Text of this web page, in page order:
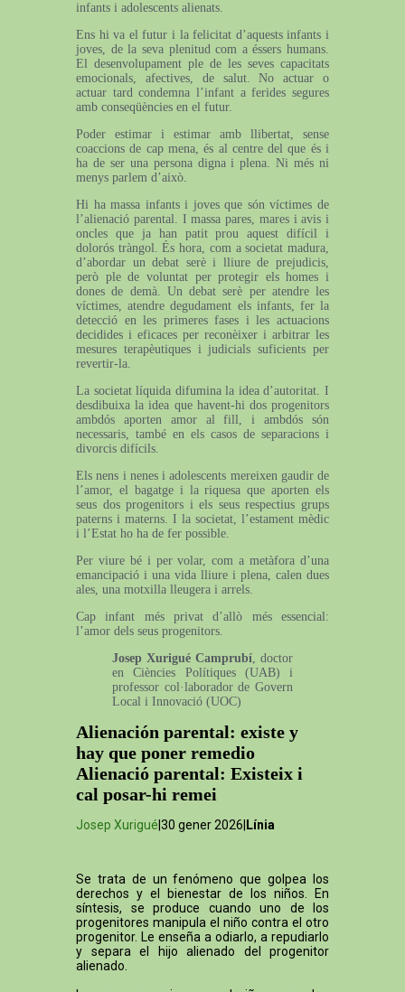
infants i adolescents alienats.
Ens hi va el futur i la felicitat d’aquests infants i
joves, de la seva plenitud com a éssers humans.
El desenvolupament ple de les seves capacitats
emocionals, afectives, de salut. No actuar o
actuar tard condemna l’infant a ferides segures
amb conseqüències en el futur.
Poder estimar i estimar amb llibertat, sense
coaccions de cap mena, és al centre del que és i
ha de ser una persona digna i plena. Ni més ni
menys parlem d’això.
Hi ha massa infants i joves que són víctimes de
l’alienació parental. I massa pares, mares i avis i
oncles que ja han patit prou aquest difícil i
dolorós tràngol. És hora, com a societat madura,
d’abordar un debat serè i lliure de prejudicis,
però ple de voluntat per protegir els homes i
dones de demà. Un debat serè per atendre les
víctimes, atendre degudament els infants, fer la
detecció en les primeres fases i les actuacions
decidides i eficaces per reconèixer i arbitrar les
mesures terapèutiques i judicials suficients per
revertir-la.
La societat líquida difumina la idea d’autoritat. I
desdibuixa la idea que havent-hi dos progenitors
ambdós aporten amor al fill, i ambdós són
necessaris, també en els casos de separacions i
divorcis difícils.
Els nens i nenes i adolescents mereixen gaudir de
l’amor, el bagatge i la riquesa que aporten els
seus dos progenitors i els seus respectius grups
paterns i materns. I la societat, l’estament mèdic
i l’Estat ho ha de fer possible.
Per viure bé i per volar, com a metàfora d’una
emancipació i una vida lliure i plena, calen dues
ales, una motxilla lleugera i arrels.
Cap infant més privat d’allò més essencial:
l’amor dels seus progenitors.
Josep Xurigué Camprubí , doctor
en Ciències Polítiques (UAB) i
professor col·laborador de Govern
Local i Innovació (UOC)
Alienación parental: existe y
hay que poner remedio
Alienació parental: Existeix i
cal posar-hi remei
Josep Xurigué |30 gener 2026| Línia
Se trata de un fenómeno que golpea los
derechos y el bienestar de los niños. En
síntesis, se produce cuando uno de los
progenitores manipula el niño contra el otro
progenitor. Le enseña a odiarlo, a repudiarlo
y separa el hijo alienado del progenitor
alienado.